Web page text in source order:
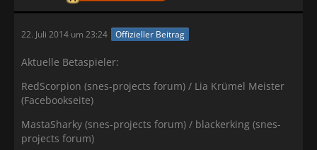
22. Juli 2014 um 23:24 Offizieller Beitrag
Aktuelle Betaspieler:
RedScorpion (snes-projects forum) / Lia Krümel Meister
(Facebookseite)
MastaSharky (snes-projects forum) / blackerking (snes-
projects forum)